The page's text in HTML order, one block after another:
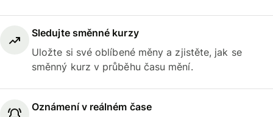
Sledujte směnné kurzy
Uložte si své oblíbené měny a zjistěte, jak se
směnný kurz v průběhu času mění.
Oznámení v reálném čase